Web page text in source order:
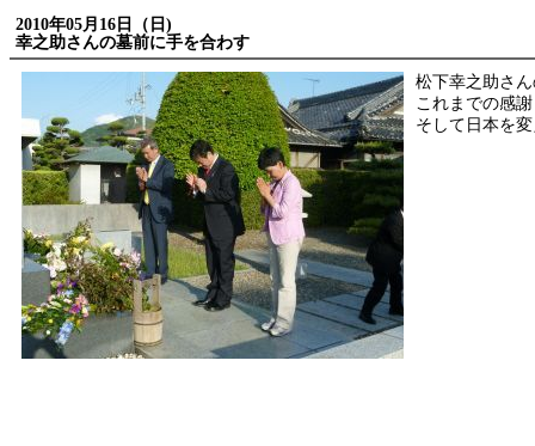
2010年05月16日（日)
幸之助さんの墓前に手を合わす
松下幸之助さ
これまでの感
そして日本を